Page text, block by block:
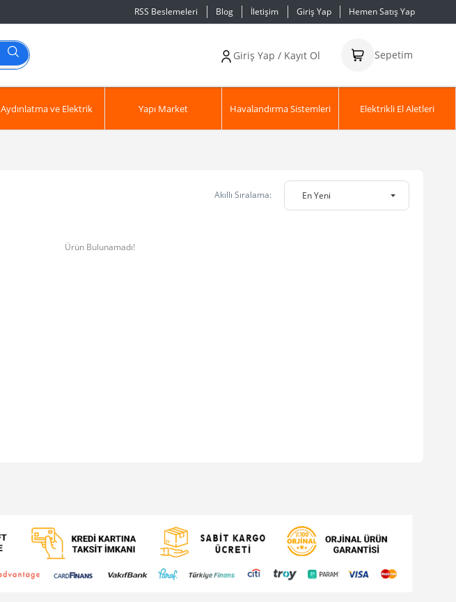
RSS Beslemeleri Blog İletişim Giriş Yap Hemen Satış Yap
Giriş Yap / Kayıt Ol Sepetim
Aydınlatma ve Elektrik Yapı Market Havalandırma Sistemleri Elektrikli El Aletleri
Akıllı Sıralama: En Yeni
Ürün Bulunamadı!